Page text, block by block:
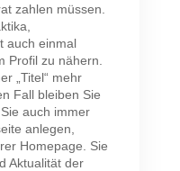
zahlen müssen.
auch einmal
Profil zu nähern.
„Titel“ mehr
Fall bleiben Sie
auch immer
anlegen,
Homepage. Sie
Aktualität der